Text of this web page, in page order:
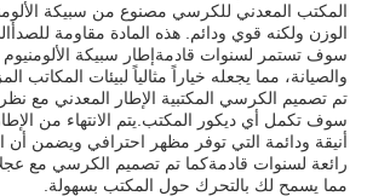
المكتب المعدني للكرسي مصنوع من سبيكة
الوزن ولكنه قوي ودائم. هذه المادة مقاومة
سوف تستمر لسنوات قادمةإطار سبيكة
والصيانة، مما يجعله خياراً مثالياً لبيئات المكاتب
تم تصميم الكرسي المكتبية الإطار المعدني مع
سوف تكمل أي ديكور المكتب.يتم الانتهاء من
أنيقة ودائمة التي توفر مظهر احترافي ويضمن
رائعة لسنوات قادمةكما تم تصميم الكرسي مع
مما يسمح لك بالتحرك حول المكتب بسهولة.